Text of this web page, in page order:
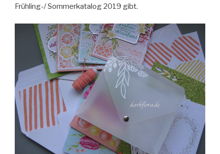
Frühling-/ Sommerkatalog 2019 gibt.